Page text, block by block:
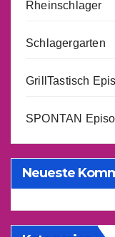
Rheinschlager
Schlagergarten
GrillTastisch
SPONTAN
Neueste